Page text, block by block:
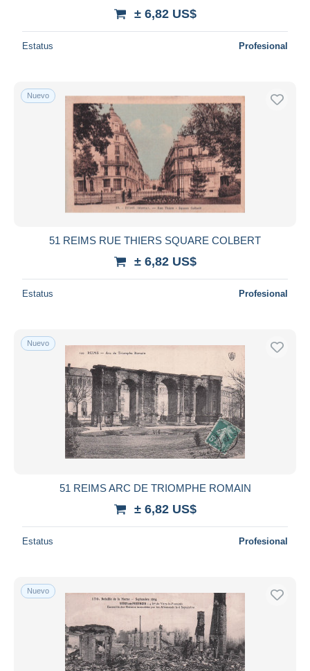
± 6,82 US$
Estatus Profesional
Nuevo
51 REIMS RUE THIERS SQUARE COLBERT
± 6,82 US$
Estatus Profesional
Nuevo
51 REIMS ARC DE TRIOMPHE ROMAIN
± 6,82 US$
Estatus Profesional
Nuevo